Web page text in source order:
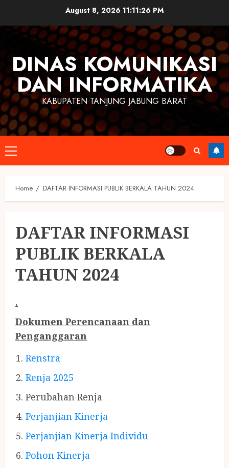
content
August 8, 2026 11:11:26 PM
DINAS KOMUNIKASI
DAN INFORMATIKA
KABUPATEN TANJUNG JABUNG BARAT
Primary
Menu
Home DAFTAR INFORMASI PUBLIK BERKALA TAHUN 2024
DAFTAR INFORMASI
PUBLIK BERKALA
TAHUN 2024
.
Dokumen Perencanaan dan
Penganggaran
Renstra
Renja 2025
Perubahan Renja
Perjanjian Kinerja
Perjanjian Kinerja Individu
Pohon Kinerja